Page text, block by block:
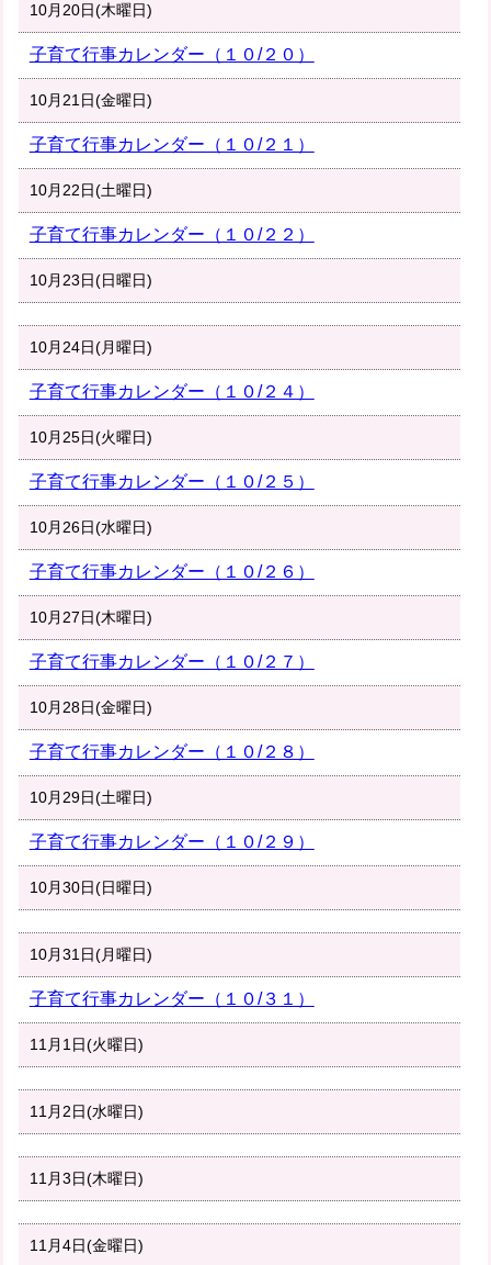
10月20日(木曜日)
子育て行事カレンダー（１０/２０）
10月21日(金曜日)
子育て行事カレンダー（１０/２１）
10月22日(土曜日)
子育て行事カレンダー（１０/２２）
10月23日(日曜日)
10月24日(月曜日)
子育て行事カレンダー（１０/２４）
10月25日(火曜日)
子育て行事カレンダー（１０/２５）
10月26日(水曜日)
子育て行事カレンダー（１０/２６）
10月27日(木曜日)
子育て行事カレンダー（１０/２７）
10月28日(金曜日)
子育て行事カレンダー（１０/２８）
10月29日(土曜日)
子育て行事カレンダー（１０/２９）
10月30日(日曜日)
10月31日(月曜日)
子育て行事カレンダー（１０/３１）
11月1日(火曜日)
11月2日(水曜日)
11月3日(木曜日)
11月4日(金曜日)